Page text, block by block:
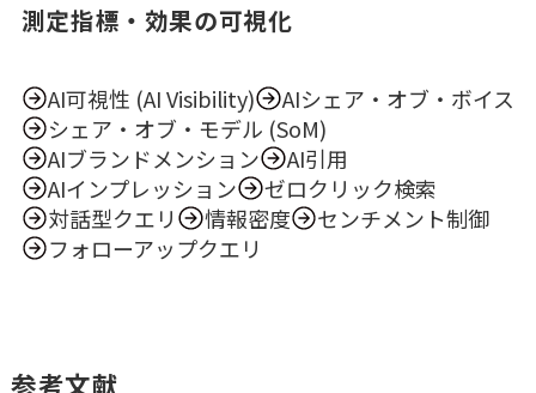
測定指標・効果の可視化
AI可視性 (AI Visibility)
AIシェア・オブ・ボイス
シェア・オブ・モデル (SoM)
AIブランドメンション
AI引用
AIインプレッション
ゼロクリック検索
対話型クエリ
情報密度
センチメント制御
フォローアップクエリ
参考文献